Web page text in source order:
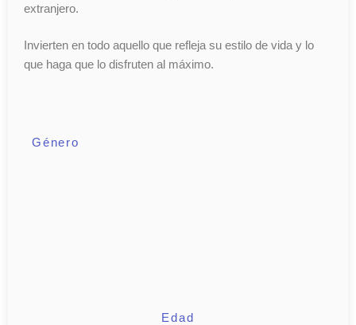
extranjero.
Invierten en todo aquello que refleja su estilo de vida y lo
que haga que lo disfruten al máximo.
Género
Edad